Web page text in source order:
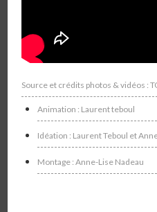
Source et crédits photos & vidéos :
Animation : Laurent teboul
Idéation : Laurent Teboul et
Montage : Anne-Lise Nadeau